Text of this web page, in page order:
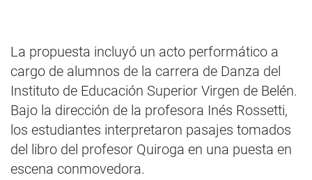
La propuesta incluyó un acto performático a
cargo de alumnos de la carrera de Danza del
Instituto de Educación Superior Virgen de Belén.
Bajo la dirección de la profesora Inés Rossetti,
los estudiantes interpretaron pasajes tomados
del libro del profesor Quiroga en una puesta en
escena conmovedora.